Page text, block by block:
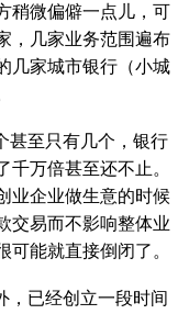
稍微偏僻一点儿，可
，几家业务范围遍布
几家城市银行（小城
甚至只有几个，银行
万倍甚至还不止。
业企业做生意的时候
交易而不影响整体业
能就直接倒闭了。
，已经创立一段时间